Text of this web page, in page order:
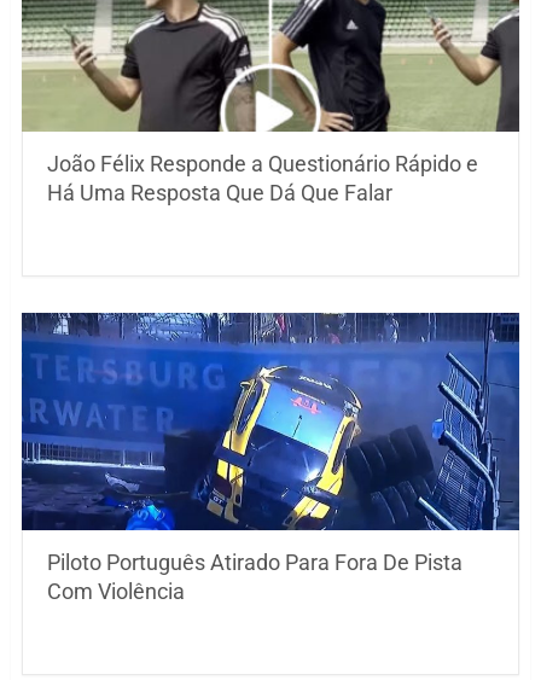
João Félix Responde a Questionário Rápido e
Há Uma Resposta Que Dá Que Falar
Piloto Português Atirado Para Fora De Pista
Com Violência